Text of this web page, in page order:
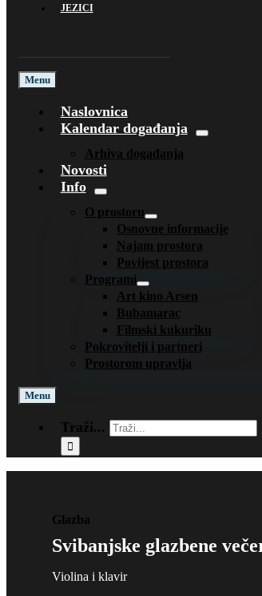
JEZICI
Menu
Naslovnica
Kalendar događanja
Arhiva događanja
Novosti
Info
O prostoru
Osnovne informacije
Najam prostora
Povijest prostora
Programi
Art kino Arsen
Bubamarac
Filmski kukuriku
Pokrovitelji i partneri
Prostorom upravlja
Menu
Traži...
Glazba
Svibanjske glazbene
Violina i klavir